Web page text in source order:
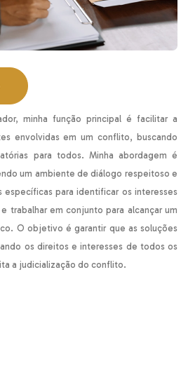
minha função principal é facilitar a
envolvidas em um conflito, buscando
para todos. Minha abordagem é
um ambiente de diálogo respeitoso e
para identificar os interesses
trabalhar em conjunto para alcançar um
O objetivo é garantir que as soluções
os direitos e interesses de todos os
a judicialização do conflito.